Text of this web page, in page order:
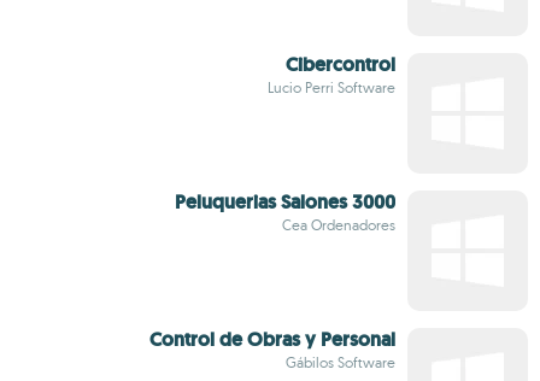
Cibercontrol
Lucio Perri Software
Peluquerias Salones 3000
Cea Ordenadores
Control de Obras y Personal
Gábilos Software